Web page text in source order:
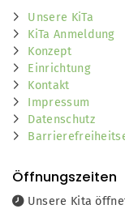
Unsere KiTa
KiTa Anmeldung
Konzept
Einrichtung
Kontakt
Impressum
Datenschutz
Öffnungszeiten
Unsere Kita